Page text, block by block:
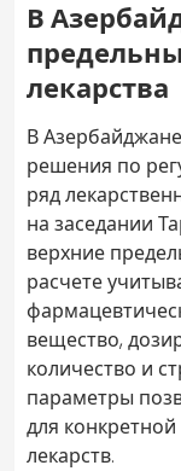
В
лекарства
В
решения по
ряд
на заседании
верхние
расчете
вещество,
количество и
параметры
для
лекарств.